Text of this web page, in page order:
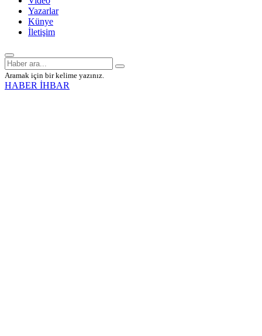
Yazarlar
Künye
İletişim
Aramak için bir kelime yazınız.
HABER İHBAR